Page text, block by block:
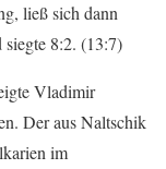
ließ sich dann
siegte 8:2. (13:7)
Vladimir
Der aus Naltschik
im